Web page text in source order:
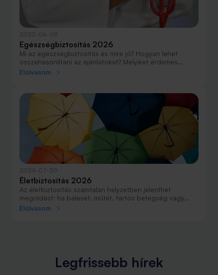
Egészségbiztosítás 2026
Mi az egészségbiztosítás és mire jó? Hogyan lehet
összehasonlítani az ajánlatokat? Melyiket érdemes
megkötni? Miért hasznos az egészségbiztosítás
Elolvasom
Életbiztosítás 2026
Az életbiztosítás számtalan helyzetben jelenthet
megoldást: ha baleset, műtét, tartós betegség vagy
haláleset történik, segít az anyagiak terén, emellett az
Elolvasom
Legfrissebb hírek